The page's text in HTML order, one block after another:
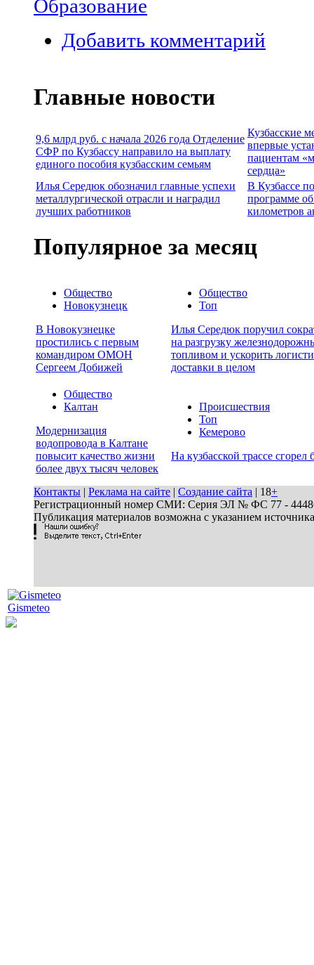
Образование
Добавить комментарий
Главные новости
9,6 млрд руб. с начала 2026 года Отделение
СФР по Кузбассу направило на выплату
единого пособия кузбасским семьям
Кузбасские
впервые
пациентам
сердца»
Илья Середюк обозначил главные успехи
металлургической отрасли и наградил
лучших работников
В Кузбассе
программе
километров
Популярное за месяц
Общество
Новокузнецк
В Новокузнецке
простились с первым
командиром ОМОН
Сергеем Добижей
Общество
Топ
Илья Середюк поручил
на разгрузку
топливом и ускорить
доставки в целом
Общество
Калтан
Модернизация
водопровода в Калтане
повысит качество жизни
более двух тысяч человек
Происшествия
Топ
Кемерово
На кузбасской трассе сгорел
Контакты | Реклама на сайте | Создание сайта | 18+
Регистрационный номер СМИ: Серия ЭЛ № ФС 77 - 44486
Публикация материалов возможна с указанием
Gismeteo